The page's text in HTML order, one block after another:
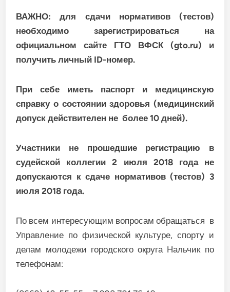
ВАЖНО:
для сдачи нормативов (тестов)
необходимо зарегистрироваться на
официальном сайте ГТО ВФСК (gto.ru) и
получить личный ID-номер.
При себе иметь паспорт и медицинскую
справку о состоянии здоровья (медицинский
допуск действителен не более 10 дней).
Участники не прошедшие регистрацию в
судейской коллегии 2 июля 2018 года не
допускаются к сдаче нормативов (тестов) 3
июля 2018 года.
По всем интересующим вопросам обращаться в
Управление по физической культуре, спорту и
делам молодежи городского округа Нальчик по
телефонам: